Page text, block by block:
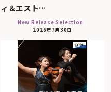
ィ＆エスト…
New Release Selection
2026年7月30日